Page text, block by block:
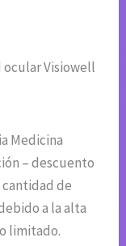
ocular Visiowell
Medicina
– descuento
cantidad de
a la alta
limitado.